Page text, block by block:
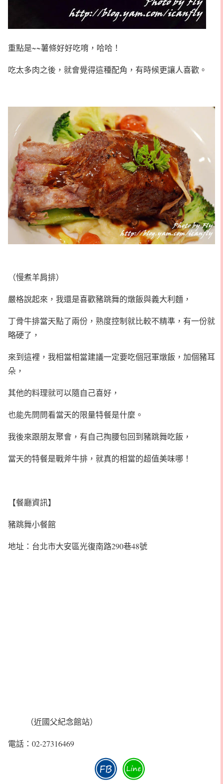
重點是~~薯條好好吃唷，哈哈！
吃太多肉之後，就會覺得這種配角，有時候更讓人喜歡。
（慢煮羊肩排）
嚴格說起來，我還是喜歡豬跳舞的燉飯與義大利麵，
丁骨牛排當天點了兩份，熟度控制就比較不精準，有一份就
略硬了，
來到這裡，我相當相當建議一定要吃個冠軍燉飯，加個豬耳
朵，
其他的料理就可以隨自己喜好，
也能先問問看當天的限量特餐是什麼。
我後來跟朋友聚會，有自己掏腰包回到豬跳舞吃飯，
當天的特餐是戰斧牛排，就真的相當的超值美味哪！
【餐廳資訊】
豬跳舞小餐館
地址：台北市大安區光復南路290巷48號
（近國父紀念館站）
電話：02-27316469